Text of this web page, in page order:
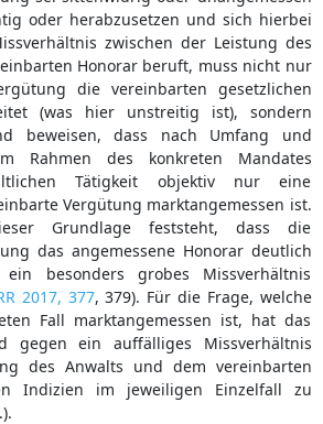
oder herabzusetzen und sich hierbei
zwischen der Leistung des
Honorar beruft, muss nicht nur
die vereinbarten gesetzlichen
(was hier unstreitig ist), sondern
beweisen, dass nach Umfang und
Rahmen des konkreten Mandates
Tätigkeit objektiv nur eine
Vergütung marktangemessen ist.
Grundlage feststeht, dass die
das angemessene Honorar deutlich
besonders grobes Missverhältnis
2017, 377, 379). Für die Frage, welche
Fall marktangemessen ist, hat das
gegen ein auffälliges Missverhältnis
des Anwalts und dem vereinbarten
Indizien im jeweiligen Einzelfall zu